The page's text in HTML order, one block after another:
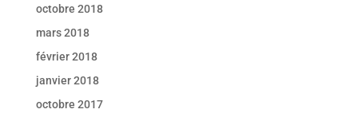
octobre 2018
mars 2018
février 2018
janvier 2018
octobre 2017